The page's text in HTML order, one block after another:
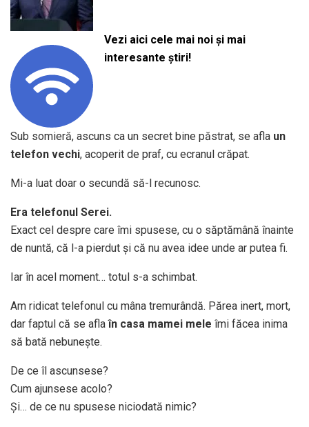
Vezi aici cele mai noi și mai
interesante știri!
Sub somieră, ascuns ca un secret bine păstrat, se afla un
telefon vechi, acoperit de praf, cu ecranul crăpat.
Mi-a luat doar o secundă să-l recunosc.
Era telefonul Serei.
Exact cel despre care îmi spusese, cu o săptămână înainte
de nuntă, că l-a pierdut și că nu avea idee unde ar putea fi.
Iar în acel moment… totul s-a schimbat.
Am ridicat telefonul cu mâna tremurândă. Părea inert, mort,
dar faptul că se aflaîn casa mamei mele îmi făcea inima
să bată nebunește.
De ce îl ascunsese?
Cum ajunsese acolo?
Și… de ce nu spusese niciodată nimic?